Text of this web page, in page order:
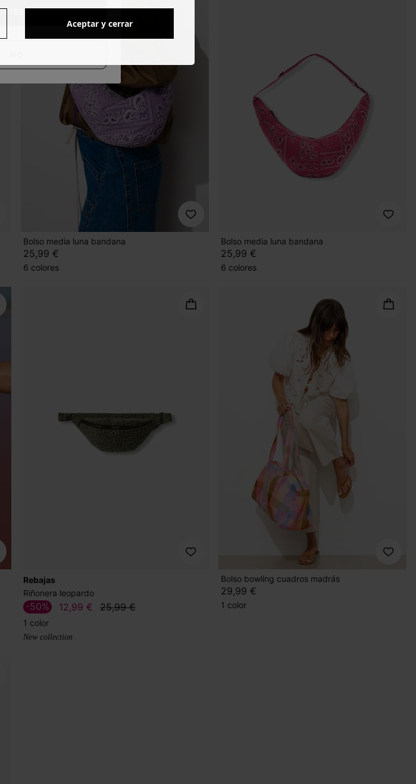
Bolso media luna bandana
25,99 €
6 colores
Bolso media luna bandana
25,99 €
6 colores
Rebajas
Riñonera leopardo
12,99 € 25,99 €
-50%
1 color
New collection
Bolso bowling cuadros madrás
29,99 €
1 color
Aceptar y cerrar